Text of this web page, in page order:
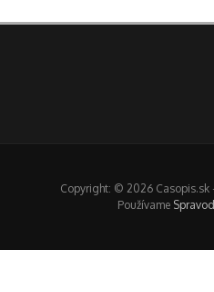
Copyright: © 2026 Casopis.sk
Používame